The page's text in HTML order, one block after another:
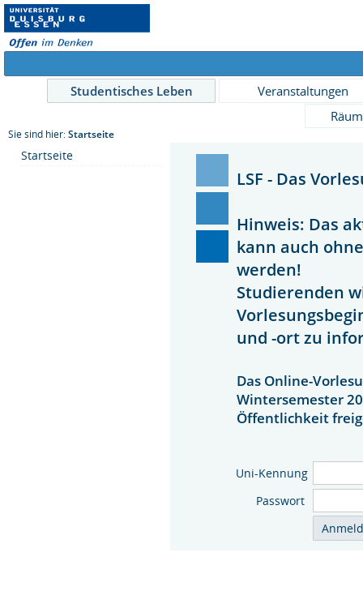
Studentisches Leben
Veranstaltungen
Sie sind hier: Startseite
Startseite
LSF - Das
Hinweis: Das
kann auch
werden!
Studierenden
und -ort zu
Das Online-
Wintersemester
Öffentlichkeit
Uni-Kennung
Passwort